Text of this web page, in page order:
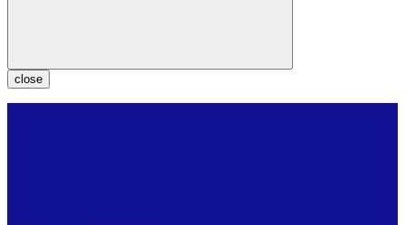
close